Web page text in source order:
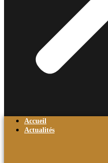
Accueil
Actualités